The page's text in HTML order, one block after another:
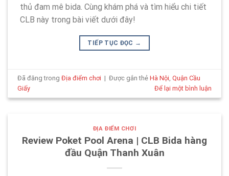
thủ đam mê bida. Cùng khám phá và tìm hiểu chi tiết
CLB này trong bài viết dưới đây!
TIẾP TỤC ĐỌC →
Đã đăng trongĐịa điểm chơi | Được gắn thẻHà Nội ,Quận Cầu
Giấy
Để lại một bình luận
ĐỊA ĐIỂM CHƠI
Review Poket Pool Arena | CLB Bida hàng
đầu Quận Thanh Xuân